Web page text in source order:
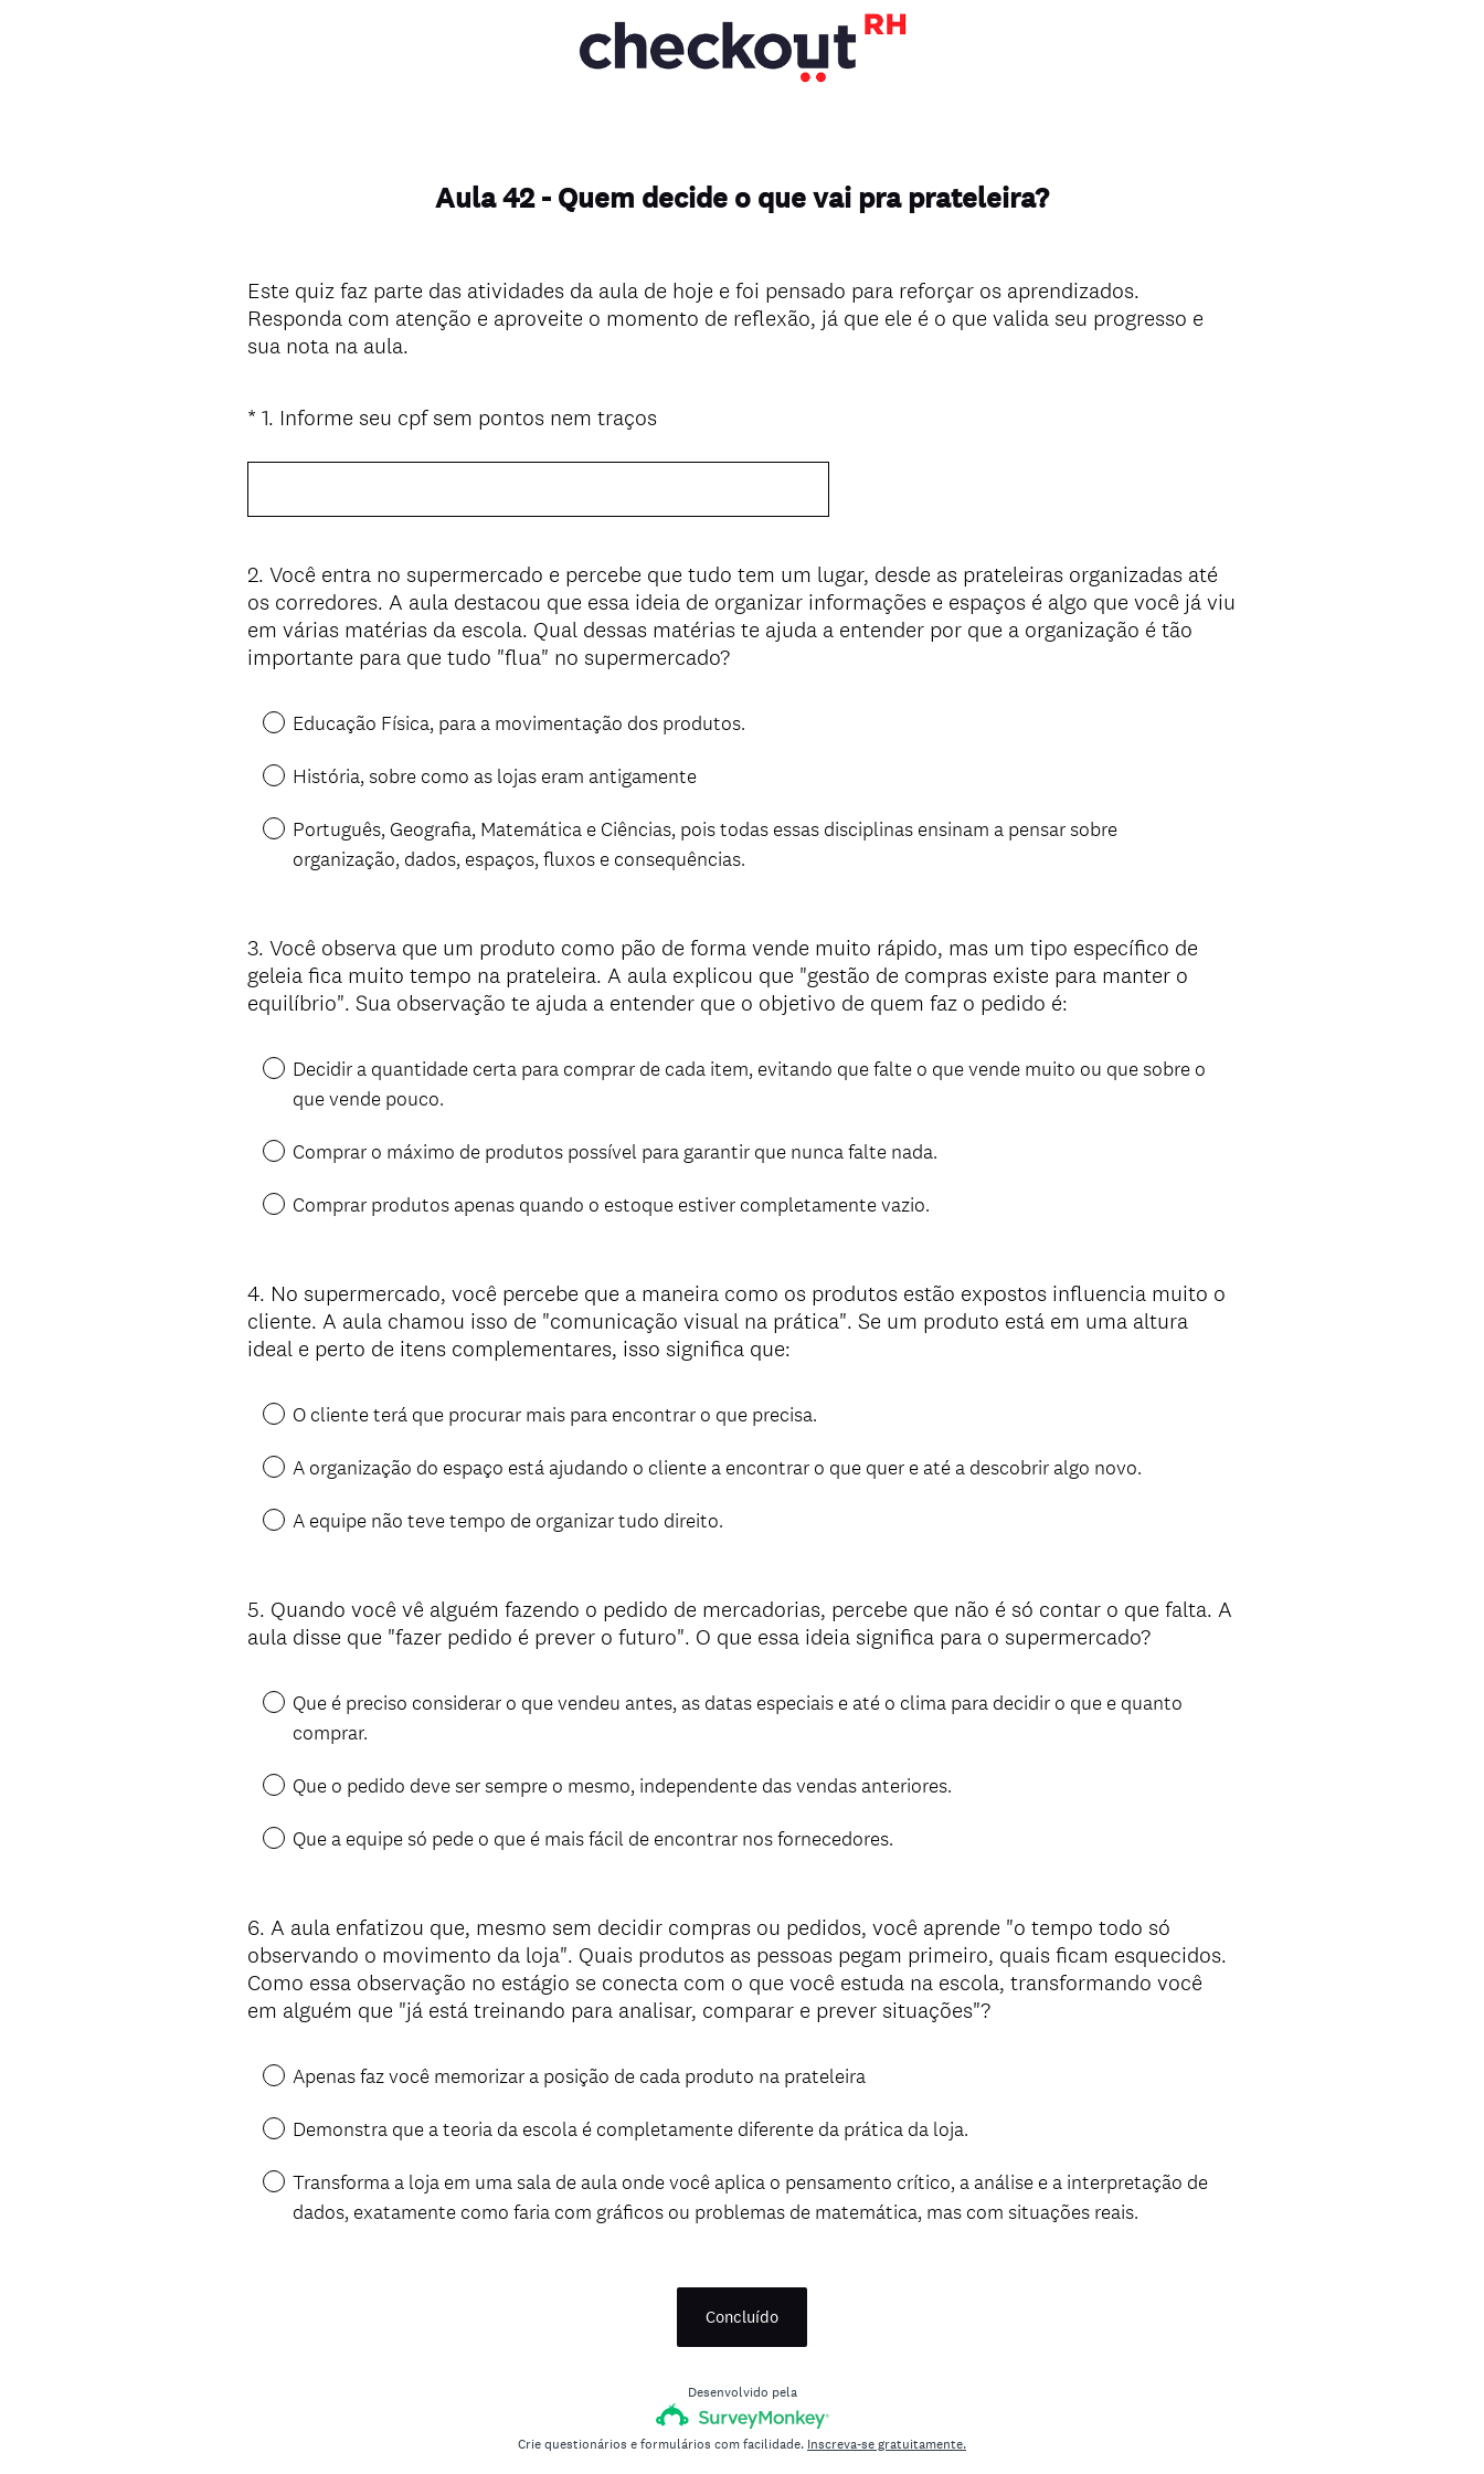
Aula 42 - Quem decide o que vai pra prateleira?
Este quiz faz parte das atividades da aula de hoje e foi pensado para reforçar os aprendizados.
Responda com atenção e aproveite o momento de reflexão, já que ele é o que valida seu progresso e
sua nota na aula.
Question
* 1. Informe seu cpf sem pontos nem traços(
b
i
a
t
ó
r
o
Question
Title
2. Você entra no supermercado e percebe que tudo tem um lugar, desde as prateleiras organizadas até
os corredores. A aula destacou que essa ideia de organizar informações e espaços é algo que você já viu
em várias matérias da escola. Qual dessas matérias te ajuda a entender por que a organização é tão
importante para que tudo "flua" no supermercado?
Educação Física, para a movimentação dos produtos.
História, sobre como as lojas eram antigamente
Português, Geografia, Matemática e Ciências, pois todas essas disciplinas ensinam a pensar sobre
organização, dados, espaços, fluxos e consequências.
Question
Title
3. Você observa que um produto como pão de forma vende muito rápido, mas um tipo específico de
geleia fica muito tempo na prateleira. A aula explicou que "gestão de compras existe para manter o
equilíbrio". Sua observação te ajuda a entender que o objetivo de quem faz o pedido é:
Decidir a quantidade certa para comprar de cada item, evitando que falte o que vende muito ou que sobre o
que vende pouco.
Comprar o máximo de produtos possível para garantir que nunca falte nada.
Comprar produtos apenas quando o estoque estiver completamente vazio.
Question
Title
4. No supermercado, você percebe que a maneira como os produtos estão expostos influencia muito o
cliente. A aula chamou isso de "comunicação visual na prática". Se um produto está em uma altura
ideal e perto de itens complementares, isso significa que:
O cliente terá que procurar mais para encontrar o que precisa.
A organização do espaço está ajudando o cliente a encontrar o que quer e até a descobrir algo novo.
A equipe não teve tempo de organizar tudo direito.
Question
Title
5. Quando você vê alguém fazendo o pedido de mercadorias, percebe que não é só contar o que falta. A
aula disse que "fazer pedido é prever o futuro". O que essa ideia significa para o supermercado?
Que é preciso considerar o que vendeu antes, as datas especiais e até o clima para decidir o que e quanto
comprar.
Que o pedido deve ser sempre o mesmo, independente das vendas anteriores.
Que a equipe só pede o que é mais fácil de encontrar nos fornecedores.
Question
Title
6. A aula enfatizou que, mesmo sem decidir compras ou pedidos, você aprende "o tempo todo só
observando o movimento da loja". Quais produtos as pessoas pegam primeiro, quais ficam esquecidos.
Como essa observação no estágio se conecta com o que você estuda na escola, transformando você
em alguém que "já está treinando para analisar, comparar e prever situações"?
Apenas faz você memorizar a posição de cada produto na prateleira
Demonstra que a teoria da escola é completamente diferente da prática da loja.
Transforma a loja em uma sala de aula onde você aplica o pensamento crítico, a análise e a interpretação de
dados, exatamente como faria com gráficos ou problemas de matemática, mas com situações reais.
Concluído
Desenvolvido pela
Crie questionários e formulários com facilidade. Inscreva-se gratuitamente.